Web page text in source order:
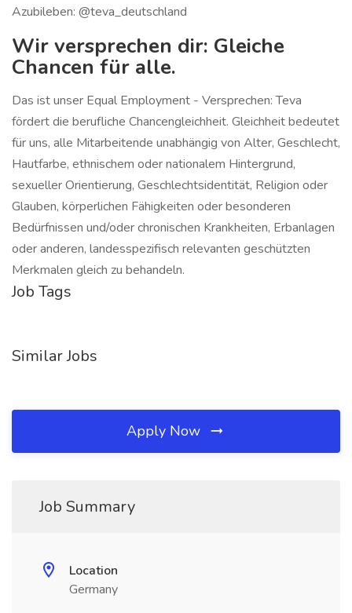
Azubileben: @teva_deutschland
Wir versprechen dir: Gleiche
Chancen für alle.
Das ist unser Equal Employment - Versprechen: Teva
fördert die berufliche Chancengleichheit. Gleichheit bedeutet
für uns, alle Mitarbeitende unabhängig von Alter, Geschlecht,
Hautfarbe, ethnischem oder nationalem Hintergrund,
sexueller Orientierung, Geschlechtsidentität, Religion oder
Glauben, körperlichen Fähigkeiten oder besonderen
Bedürfnissen und/oder chronischen Krankheiten, Erbanlagen
oder anderen, landesspezifisch relevanten geschützten
Merkmalen gleich zu behandeln.
Job Tags
Similar Jobs
Apply Now
Job Summary
Location
Germany